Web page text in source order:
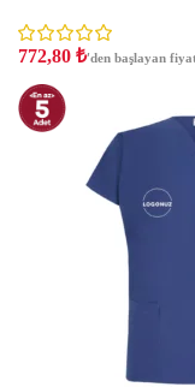
772,80 ₺'den başlayan